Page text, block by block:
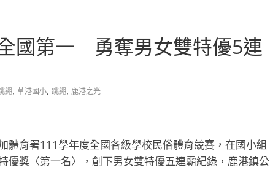
國第一 勇奪男女雙特優5連
繩, 草港國小, 跳繩, 鹿港之光
體育署111學年度全國各級學校民俗體育競賽，在國小組
優獎〈第一名〉，創下男女雙特優五連霸紀錄，鹿港鎮公